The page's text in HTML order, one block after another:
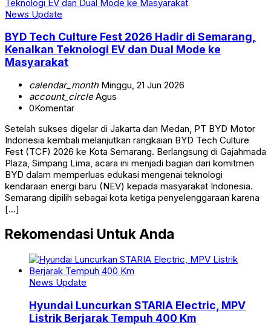
News Update
BYD Tech Culture Fest 2026 Hadir di Semarang,
Kenalkan Teknologi EV dan Dual Mode ke
Masyarakat
calendar_monthMinggu, 21 Jun 2026
account_circleAgus
0Komentar
Setelah sukses digelar di Jakarta dan Medan, PT BYD Motor
Indonesia kembali melanjutkan rangkaian BYD Tech Culture
Fest (TCF) 2026 ke Kota Semarang. Berlangsung di Gajahmada
Plaza, Simpang Lima, acara ini menjadi bagian dari komitmen
BYD dalam memperluas edukasi mengenai teknologi
kendaraan energi baru (NEV) kepada masyarakat Indonesia.
Semarang dipilih sebagai kota ketiga penyelenggaraan karena
[…]
Rekomendasi Untuk Anda
News Update
Hyundai Luncurkan STARIA Electric, MPV
Listrik Berjarak Tempuh 400 Km